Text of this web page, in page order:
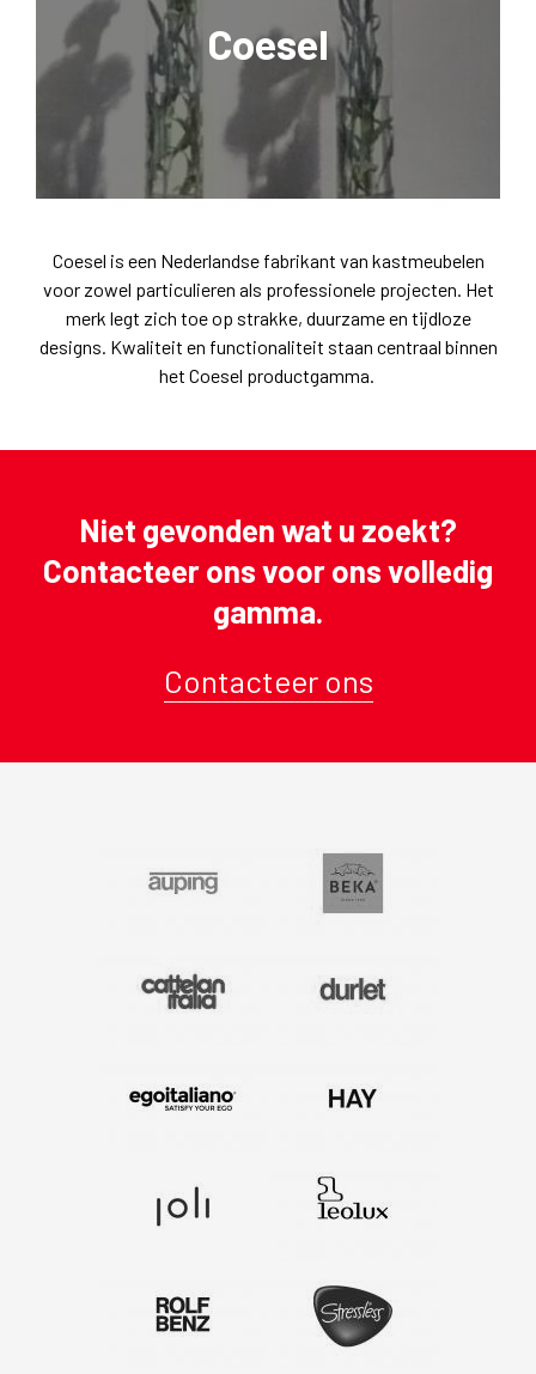
Coesel
Coesel is een Nederlandse fabrikant van kastmeubelen
voor zowel particulieren als professionele projecten. Het
merk legt zich toe op strakke, duurzame en tijdloze
designs. Kwaliteit en functionaliteit staan centraal binnen
het Coesel productgamma.
Niet gevonden wat u zoekt?
Contacteer ons voor ons volledig
gamma.
Contacteer ons